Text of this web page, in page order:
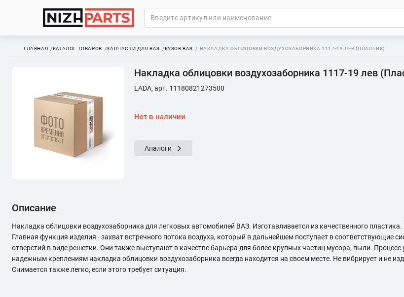
ГЛАВНАЯ КАТАЛОГ ТОВАРОВ ЗАПЧАСТИ ДЛЯ ВАЗ КУЗОВ ВАЗ НАКЛАДКА ОБЛИЦОВКИ ВОЗДУХОЗАБОРНИКА 1117-19 ЛЕВ (ПЛАСТИК)
Накладка облицовки воздухозаборника 1117-19 лев
LADA, арт. 11180821273500
Нет в наличии
Аналоги
Описание
Накладка облицовки воздухозаборника для легковых автомобилей ВАЗ. Изготавливается из качественного
Главная функция изделия - захват встречного потока воздуха, который в дальнейшем поступает в соответствующие
отверстий в виде решетки. Они также выступают в качестве барьера для более крупных частиц мусора, пыли.
надежным креплениям накладка облицовки воздухозаборника всегда находится на своем месте. Не вибрирует и не
Снимается также легко, если этого требует ситуация.